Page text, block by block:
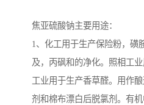
焦亚硫酸钠主要用途：
1、化工用于生产保险粉，磺
及，丙砜和的净化。照相工
工业用于生产香草醛。用作
剂和棉布漂白后脱氯剂。有